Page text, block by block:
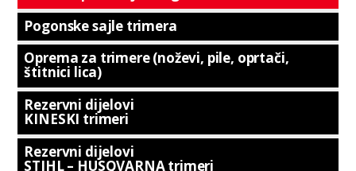
Pogonske sajle trimera
Oprema za trimere (noževi, pile, oprtači,
štitnici lica)
Rezervni dijelovi
KINESKI trimeri
Rezervni dijelovi
STIHL – HUSQVARNA trimeri